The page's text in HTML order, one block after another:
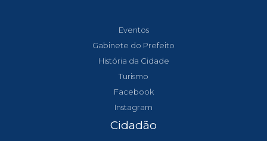
Eventos
Gabinete do Prefeito
História da Cidade
Turismo
Facebook
Instagram
Cidadão